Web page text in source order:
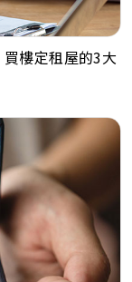
樓定租屋的3大